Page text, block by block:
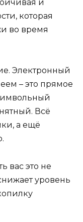
и
которая
во время
Электронный
– это прямое
Всё
а ещё
вас это не
уровень